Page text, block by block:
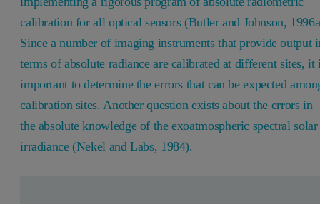
calibration for all optical sensors (Butler and Johnson,
Since a number of imaging instruments that provide output
terms of absolute radiance are calibrated at different sites, it
important to determine the errors that can be expected
calibration sites. Another question exists about the errors in
the absolute knowledge of the exoatmospheric spectral solar
irradiance (Nekel and Labs, 1984).